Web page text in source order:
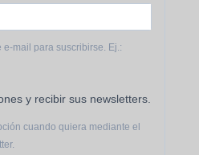
e-mail para suscribirse. Ej.:
y recibir sus newsletters.
cuando quiera mediante el